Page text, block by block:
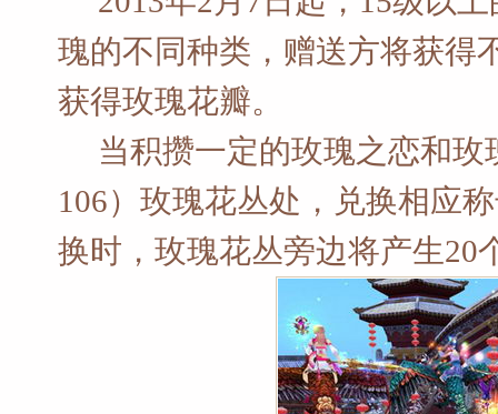
瑰的不同种类，赠送方将获得
获得玫瑰花瓣。
当积攒一定的玫瑰之恋和
106）玫瑰花丛处，兑换相应
换时，玫瑰花丛旁边将产生20